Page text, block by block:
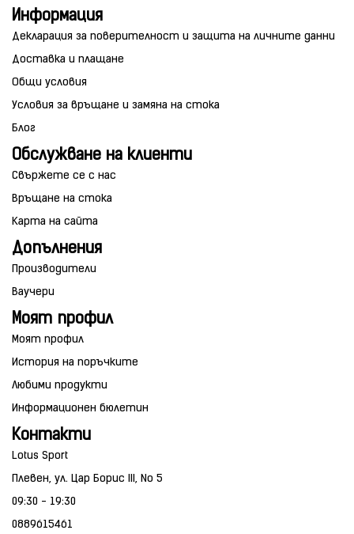
Информация
Декларация за поверителност и защита на личните данни
Доставка и плащане
Общи условия
Условия за връщане и замяна на стока
Блог
Обслужване на клиенти
Свържете се с нас
Връщане на стока
Карта на сайта
Допълнения
Производители
Ваучери
Моят профил
Моят профил
История на поръчките
Любими продукти
Информационен бюлетин
Контакти
Lotus Sport
Плевен, ул. Цар Борис III, No 5
09:30 - 19:30
0889615461